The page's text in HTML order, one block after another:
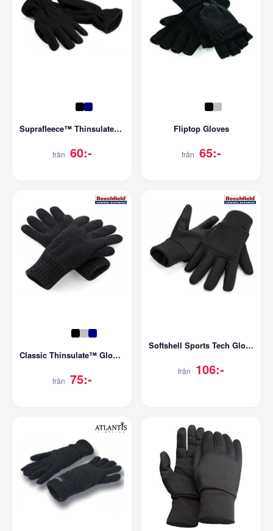
Suprafleece™ Thinsulate™ Gloves
från 60:-
Fliptop Gloves
från 65:-
Classic Thinsulate™ Gloves
från 75:-
Softshell Sports Tech Gloves
från 106:-